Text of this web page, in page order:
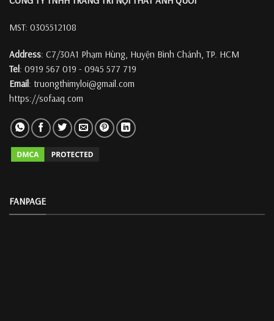
MST: 0305512108
Address: C7/30A1 Phạm Hùng, Huyện Bình Chánh, TP. HCM
Tel: 0919 567 019 - 0945 577 719
Email: truongthimyloi@gmail.com
https://sofaaq.com
FANPAGE